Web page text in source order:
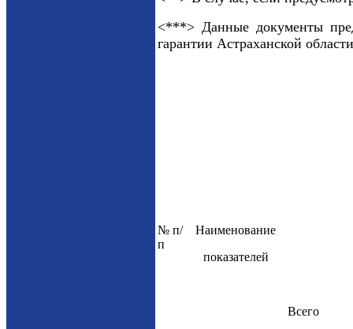
<***> Данные документы
гарантии Астраханской
№ п/
п
Наименование
показателей
Всего